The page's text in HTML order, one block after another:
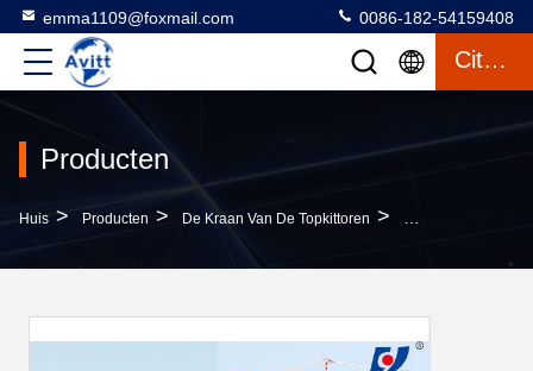
emma1109@foxmail.com 0086-182-54159408
Citaat
Producten
Huis > Producten > De Kraan Van De Topkittoren > Qtz 160 De